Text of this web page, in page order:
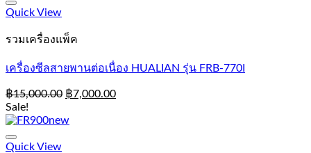
Quick View
รวมเครื่องแพ็ค
เครื่องซีลสายพานต่อเนื่อง HUALIAN รุ่น FRB-770I
฿15,000.00 ฿7,000.00
Sale!
Quick View